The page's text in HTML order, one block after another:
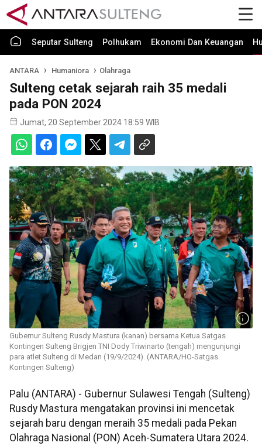
Seputar Sulteng Polhukam Ekonomi Dan Keuangan
ANTARA Humaniora Olahraga
Sulteng cetak sejarah raih 35 medali
pada PON 2024
Jumat, 20 September 2024 18:59 WIB
Gubernur Sulteng Rusdy Mastura (kanan) bersama Ketua Satgas
Kontingen Sulteng Brigjen TNI Dody Triwinarto (tengah) mengunjungi
para atlet Sulteng di Medan (19/9/2024). (ANTARA/HO-Satgas
Kontingen Sulteng)
Palu (ANTARA) - Gubernur Sulawesi Tengah (Sulteng)
Rusdy Mastura mengatakan provinsi ini mencetak
sejarah baru dengan meraih 35 medali pada Pekan
Olahraga Nasional (PON) Aceh-Sumatera Utara 2024.